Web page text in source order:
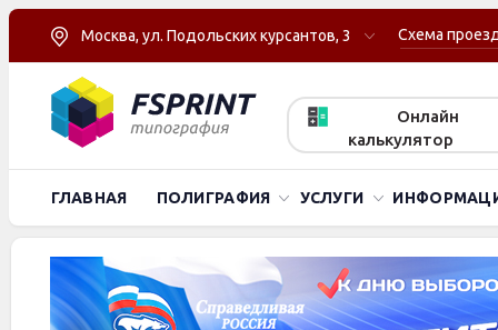
Москва, ул. Подольских курсантов, 3 Схема
Онлайн
калькулятор
ГЛАВНАЯ ПОЛИГРАФИЯ УСЛУГИ